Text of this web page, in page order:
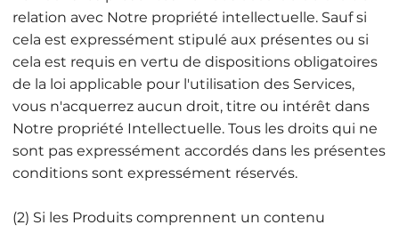
relation avec Notre propriété intellectuelle. Sauf si
cela est expressément stipulé aux présentes ou si
cela est requis en vertu de dispositions obligatoires
de la loi applicable pour l'utilisation des Services,
vous n'acquerrez aucun droit, titre ou intérêt dans
Notre propriété Intellectuelle. Tous les droits qui ne
sont pas expressément accordés dans les présentes
conditions sont expressément réservés.
(2) Si les Produits comprennent un contenu